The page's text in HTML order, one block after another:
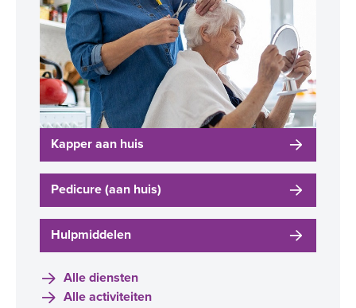
Kapper aan huis
Pedicure (aan huis)
Hulpmiddelen
Alle diensten
Alle activiteiten